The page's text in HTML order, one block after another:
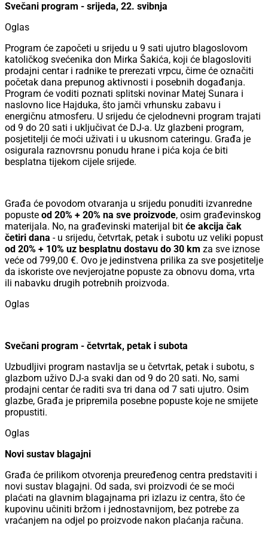
Svečani program - srijeda, 22. svibnja
Oglas
Program će započeti u srijedu u 9 sati ujutro blagoslovom
katoličkog svećenika don Mirka Šakića, koji će blagosloviti
prodajni centar i radnike te prerezati vrpcu, čime će označiti
početak dana prepunog aktivnosti i posebnih događanja.
Program će voditi poznati splitski novinar Matej Sunara i
naslovno lice Hajduka, što jamči vrhunsku zabavu i
energičnu atmosferu. U srijedu će cjelodnevni program trajati
od 9 do 20 sati i uključivat će DJ-a. Uz glazbeni program,
posjetitelji će moći uživati i u ukusnom cateringu. Građa je
osigurala raznovrsnu ponudu hrane i pića koja će biti
besplatna tijekom cijele srijede.
Građa će povodom otvaranja u srijedu ponuditi izvanredne
popuste od 20% + 20% na sve proizvode, osim građevinskog
materijala. No, na građevinski materijal bit će akcija čak
četiri dana - u srijedu, četvrtak, petak i subotu uz veliki popust
od 20% + 10% uz besplatnu dostavu do 30 km za sve iznose
veće od 799,00 €. Ovo je jedinstvena prilika za sve posjetitelje
da iskoriste ove nevjerojatne popuste za obnovu doma, vrta
ili nabavku drugih potrebnih proizvoda.
Oglas
Svečani program - četvrtak, petak i subota
Uzbudljivi program nastavlja se u četvrtak, petak i subotu, s
glazbom uživo DJ-a svaki dan od 9 do 20 sati. No, sami
prodajni centar će raditi sva tri dana od 7 sati ujutro. Osim
glazbe, Građa je pripremila posebne popuste koje ne smijete
propustiti.
Oglas
Novi sustav blagajni
Građa će prilikom otvorenja preuređenog centra predstaviti i
novi sustav blagajni. Od sada, svi proizvodi će se moći
plaćati na glavnim blagajnama pri izlazu iz centra, što će
kupovinu učiniti bržom i jednostavnijom, bez potrebe za
vraćanjem na odjel po proizvode nakon plaćanja računa.